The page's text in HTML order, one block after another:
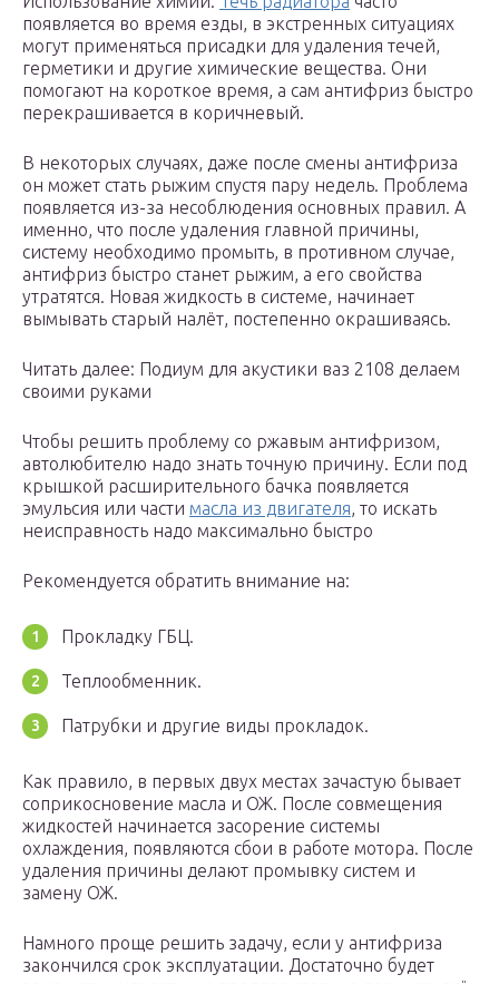
появляется во время езды, в экстренных ситуациях
могут применяться присадки для удаления течей,
герметики и другие химические вещества. Они
помогают на короткое время, а сам антифриз быстро
перекрашивается в коричневый.
В некоторых случаях, даже после смены антифриза
он может стать рыжим спустя пару недель. Проблема
появляется из-за несоблюдения основных правил. А
именно, что после удаления главной причины,
систему необходимо промыть, в противном случае,
антифриз быстро станет рыжим, а его свойства
утратятся. Новая жидкость в системе, начинает
вымывать старый налёт, постепенно окрашиваясь.
Читать далее: Подиум для акустики ваз 2108 делаем
своими руками
Чтобы решить проблему со ржавым антифризом,
автолюбителю надо знать точную причину. Если под
крышкой расширительного бачка появляется
эмульсия или части масла из двигателя, то искать
неисправность надо максимально быстро
Рекомендуется обратить внимание на:
Прокладку ГБЦ.
Теплообменник.
Патрубки и другие виды прокладок.
Как правило, в первых двух местах зачастую бывает
соприкосновение масла и ОЖ. После совмещения
жидкостей начинается засорение системы
охлаждения, появляются сбои в работе мотора. После
удаления причины делают промывку систем и
замену ОЖ.
Намного проще решить задачу, если у антифриза
закончился срок эксплуатации. Достаточно будет